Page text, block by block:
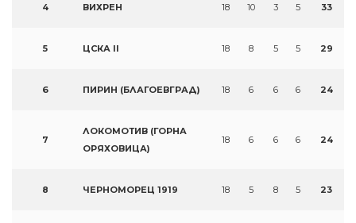
4 ВИХРЕН 18 10 3 5 33
5 ЦСКА II 18 8 5 5 29
6 ПИРИН (БЛАГОЕВГРАД) 18 6 6 6 24
7
ЛОКОМОТИВ (ГОРНА
ОРЯХОВИЦА)
18 6 6 6 24
8 ЧЕРНОМОРЕЦ 1919 18 5 8 5 23